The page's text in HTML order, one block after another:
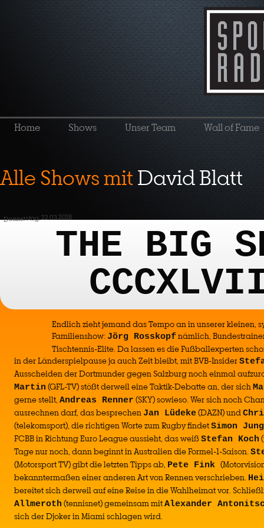
Home Shows Unser Team Wall of Fame
Alle Shows mitDavid Blatt
Donnerstag, 22.03.2018
THE BIG
Endlich zieht jemand das Tempo an in unserer kleinen,
Familienshow:Jörg Rosskopfnämlich,
Tischtennis-Elite. Da lassen es die Fußballexperten
in der Länderspielpause ja auch Zeit bleibt, mit BVB-Insider
Ausscheiden der Dortmunder gegen Salzburg noch einmal
Martin (GFL-TV) stößt derweil eine Taktik-Debatte an, der sich
gerne stellt, Andreas Renner (SKY) sowieso. Wer sich noch
ausrechnen darf, das besprechenJan Lüdeke(DAZN) und
(telekomsport), die richtigen Worte zum Rugby findetSimon Jung
FCBB in Richtung Euro League aussieht, das weißStefan Koch
Tage nur noch, dann beginnt in Australien die Formel-1-Saison.
(Motorsport TV) gibt die letzten Tipps ab, Pete Fink
bekanntermaßen einer anderen Art von Rennen verschrieben.
bereitet sich derweil auf eine Reise in die Wahlheimat vor.
Allmeroth (tennisnet) gemeinsam mitAlexander
sich der Djoker in Miami schlagen wird.